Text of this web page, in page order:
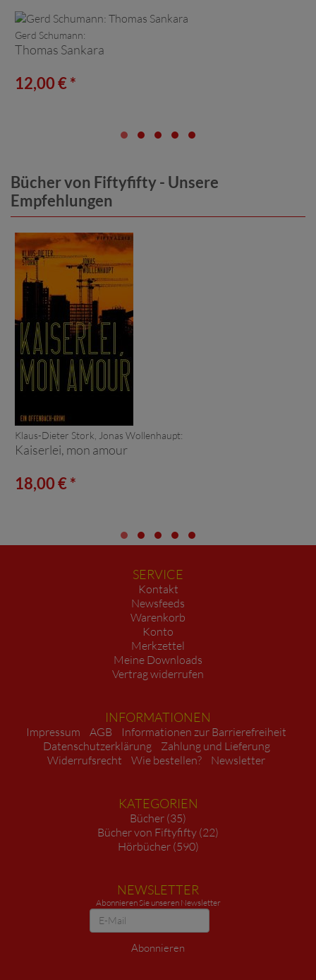
Gerd Schumann:
Thomas Sankara
12,00 € *
Bücher von Fiftyfifty - Unsere
Empfehlungen
Klaus-Dieter Stork, Jonas Wollenhaupt:
Kaiserlei, mon amour
18,00 € *
SERVICE
Kontakt
Newsfeeds
Warenkorb
Konto
Merkzettel
Meine Downloads
Vertrag widerrufen
INFORMATIONEN
Impressum AGB
Informationen zur Barrierefreiheit
Datenschutzerklärung
Zahlung und Lieferung
Widerrufsrecht
Wie bestellen? Newsletter
KATEGORIEN
Bücher (35)
Bücher von Fiftyfifty (22)
Hörbücher (590)
NEWSLETTER
Abonnieren Sie unseren Newsletter
Newsletter
Abonnieren